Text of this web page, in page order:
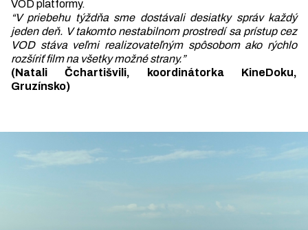
VOD platformy.
“V priebehu týždňa sme dostávali desiatky správ každý
jeden deň. V takomto nestabilnom prostredí sa prístup cez
VOD stáva veľmi realizovateľným spôsobom ako rýchlo
rozšíriť film na všetky možné strany.”
(Natali Čchartišvili, koordinátorka KineDoku,
Gruzínsko)